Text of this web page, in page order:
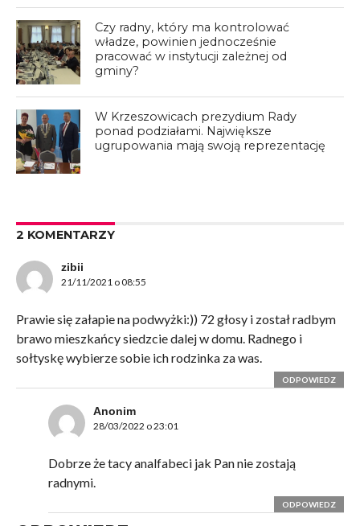
Czy radny, który ma kontrolować
władze, powinien jednocześnie
pracować w instytucji zależnej od
gminy?
W Krzeszowicach prezydium Rady
ponad podziałami. Największe
ugrupowania mają swoją reprezentację
2 KOMENTARZY
zibii
21/11/2021 o 08:55
Prawie się załapie na podwyżki:)) 72 głosy i został radbym
brawo mieszkańcy siedzcie dalej w domu. Radnego i
sołtyskę wybierze sobie ich rodzinka za was.
ODPOWIEDZ
Anonim
28/03/2022 o 23:01
Dobrze że tacy analfabeci jak Pan nie zostają
radnymi.
ODPOWIEDZ